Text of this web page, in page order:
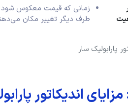
پارابولیک سار
زمانی که قیمت معکوس شود
طرف دیگر تغییر مکان